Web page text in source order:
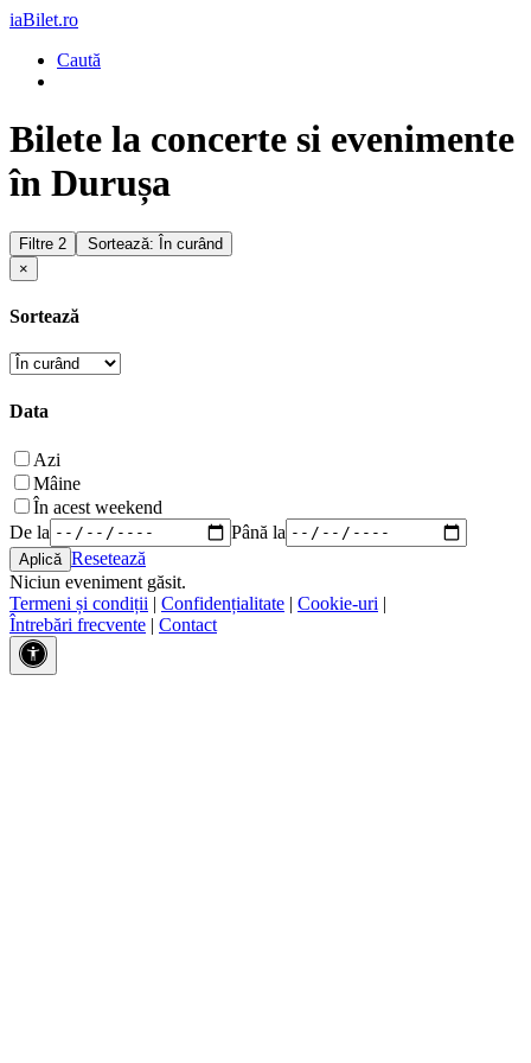
iaBilet.ro
Caută
Bilete la concerte si evenimente
în Durușa
Filtre 2
Sortează: În curând
×
Sortează
Data
Azi
Mâine
În acest weekend
De la
Până la
Resetează
Niciun eveniment găsit.
Termeni și condiții | Confidențialitate | Cookie-uri |
Întrebări frecvente | Contact